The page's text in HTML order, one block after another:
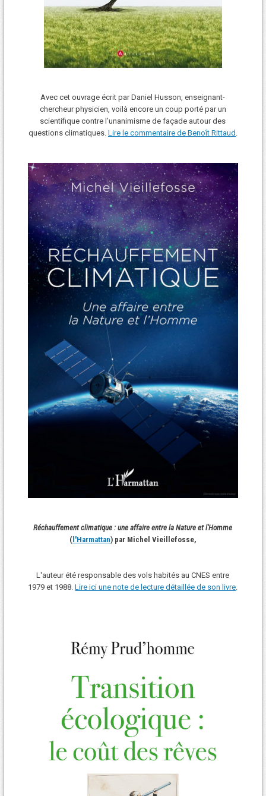
Avec cet ouvrage écrit par Daniel Husson, enseignant-
chercheur physicien, voilà encore un coup porté par un
scientifique contre l’unanimisme de façade autour des
questions climatiques. Lire le commentaire de Benoît Rittaud
Réchauffement climatique : une affaire entre la Nature et l'Homme
(l'Harmattan) par Michel Vieillefosse,
L'auteur été responsable des vols habités au CNES entre
1979 et 1988.Lire ici une note de lecture détaillée de son livre